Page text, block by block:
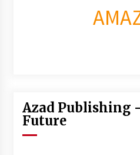
Azad Publishing
Future